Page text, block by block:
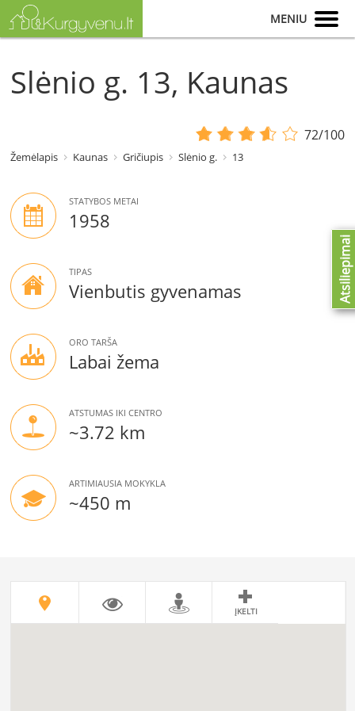
MENIU
Slėnio g. 13, Kaunas
72/100
Žemėlapis Kaunas Gričiupis Slėnio g. 13
STATYBOS METAI
1958
TIPAS
Vienbutis gyvenamas
ORO TARŠA
Labai žema
ATSTUMAS IKI CENTRO
~3.72 km
ARTIMIAUSIA MOKYKLA
~450 m
ĮKELTI
Atsiliepimai